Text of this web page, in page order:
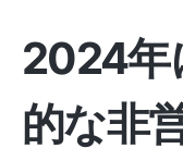
2024年
的な非